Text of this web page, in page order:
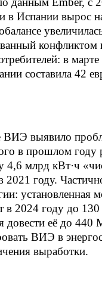
в Испании вырос
в
составила 42
ВИЭ выявило
в прошлом
4,6 млрд кВт·ч
2021 году.
установленная
2024 году до
довести её до
ВИЭ в
выработки.